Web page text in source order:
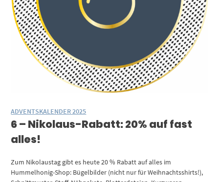
ADVENTSKALENDER 2025
6 – Nikolaus-Rabatt: 20% auf fast
alles!
Zum Nikolaustag gibt es heute 20 % Rabatt auf alles im
Hummelhonig-Shop: Bügelbilder (nicht nur für Weihnachtsshirts!),